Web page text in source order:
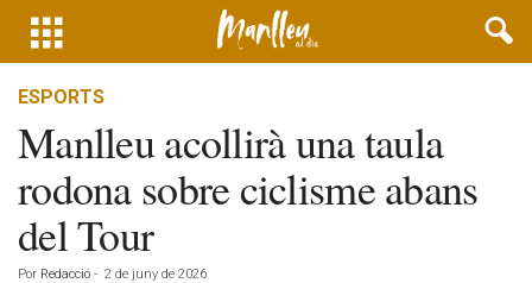
ESPORTS
Manlleu acollirà una taula
rodona sobre ciclisme abans
del Tour
Por Redacció - 2 de juny de 2026